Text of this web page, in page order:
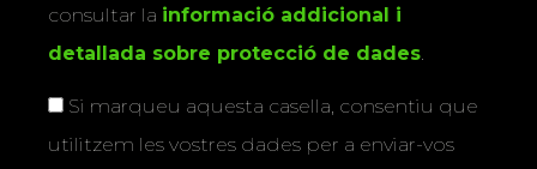
consultar la informació addicional i
detallada sobre protecció de dades.
Si marqueu aquesta casella, consentiu que
utilitzem les vostres dades per a enviar-vos